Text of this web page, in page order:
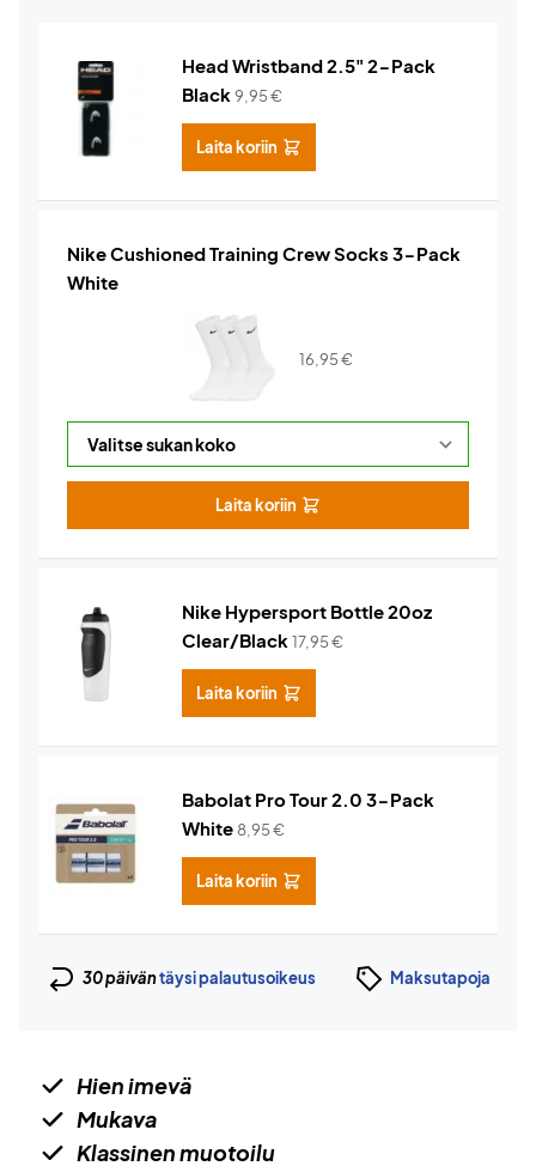
Head Wristband 2.5" 2-Pack
Black9,95€
Laita koriin
Nike Cushioned Training Crew Socks 3-Pack
White
16,95€
Laita koriin
Nike Hypersport Bottle 20oz
Clear/Black17,95€
Laita koriin
Babolat Pro Tour 2.0 3-Pack
White 8,95€
Laita koriin
30 päiväntäysi palautusoikeus Maksutapoja
Hien imevä
Mukava
Klassinen muotoilu